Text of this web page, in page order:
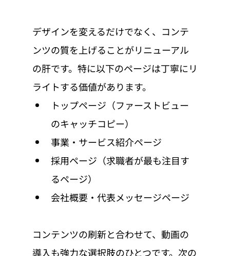
デザインを変えるだけでなく、コンテ
ンツの質を上げることがリニューアル
の肝です。特に以下のページは丁寧にリ
ライトする価値があります。
トップページ（ファーストビュー
のキャッチコピー）
事業・サービス紹介ページ
採用ページ（求職者が最も注目す
るページ）
会社概要・代表メッセージページ
コンテンツの刷新と合わせて、動画の
導入も強力な選択肢のひとつです。次の